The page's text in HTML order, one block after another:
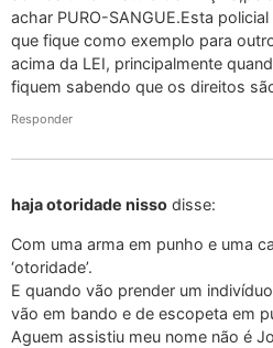
achar PURO-SANGUE.Esta
que fique como exemplo para
acima da LEI, principalmente
fiquem sabendo que os direitos
Responder
haja otoridade nisso disse:
Com uma arma em punho e uma
‘otoridade’.
E quando vão prender um
vão em bando e de escopeta em
Aguem assistiu meu nome não é